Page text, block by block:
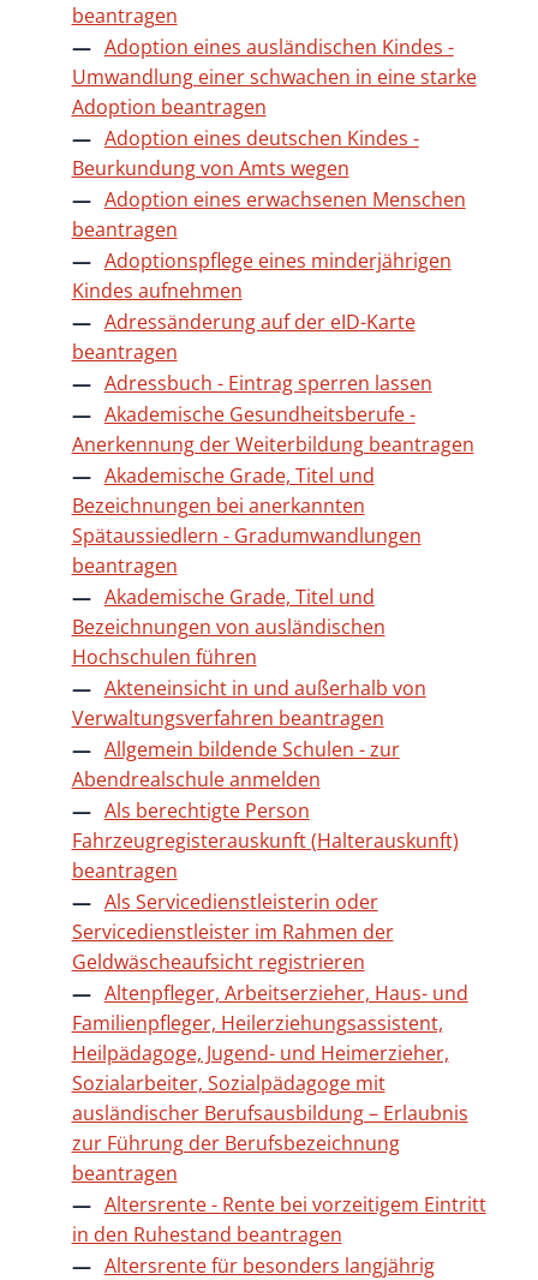
beantragen
Adoption eines ausländischen Kindes -
Umwandlung einer schwachen in eine starke
Adoption beantragen
Adoption eines deutschen Kindes -
Beurkundung von Amts wegen
Adoption eines erwachsenen Menschen
beantragen
Adoptionspflege eines minderjährigen
Kindes aufnehmen
Adressänderung auf der eID-Karte
beantragen
Adressbuch - Eintrag sperren lassen
Akademische Gesundheitsberufe -
Anerkennung der Weiterbildung beantragen
Akademische Grade, Titel und
Bezeichnungen bei anerkannten
Spätaussiedlern - Gradumwandlungen
beantragen
Akademische Grade, Titel und
Bezeichnungen von ausländischen
Hochschulen führen
Akteneinsicht in und außerhalb von
Verwaltungsverfahren beantragen
Allgemein bildende Schulen - zur
Abendrealschule anmelden
Als berechtigte Person
Fahrzeugregisterauskunft (Halterauskunft)
beantragen
Als Servicedienstleisterin oder
Servicedienstleister im Rahmen der
Geldwäscheaufsicht registrieren
Altenpfleger, Arbeitserzieher, Haus- und
Familienpfleger, Heilerziehungsassistent,
Heilpädagoge, Jugend- und Heimerzieher,
Sozialarbeiter, Sozialpädagoge mit
ausländischer Berufsausbildung – Erlaubnis
zur Führung der Berufsbezeichnung
beantragen
Altersrente - Rente bei vorzeitigem Eintritt
in den Ruhestand beantragen
Altersrente für besonders langjährig